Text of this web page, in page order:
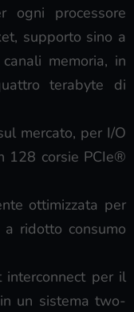
ogni processore
supporto sino a
memoria, in
terabyte di
mercato, per I/O
128 corsie PCIe®
ottimizzata per
ridotto consumo
interconnect per il
un sistema two-